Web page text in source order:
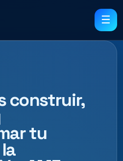
☰
construir,
tu